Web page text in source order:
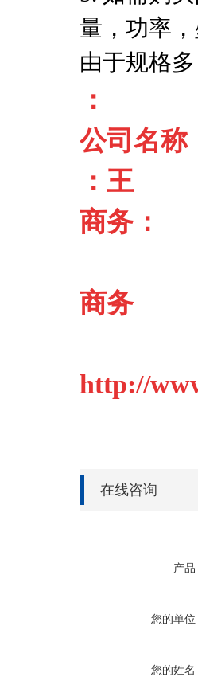
量，功率
由于规格
：
公司名称
：王
商务：
商务
http://
在线咨询
产品
您的单位
您的姓名